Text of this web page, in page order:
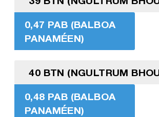
0,47 PAB (BALBOA
PANAMÉEN)
40 BTN (NGULTRUM
0,48 PAB (BALBOA
PANAMÉEN)